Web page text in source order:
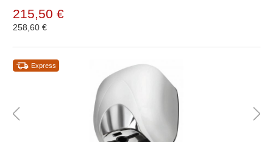
215,50 €
258,60 €
Express